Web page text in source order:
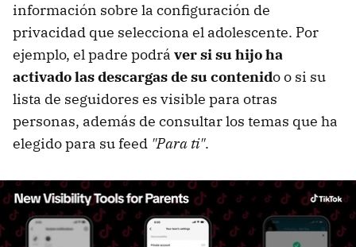
información sobre la configuración de
privacidad que selecciona el adolescente. Por
ejemplo, el padre podrá ver si su hijo ha
activado las descargas de su contenido o si su
lista de seguidores es visible para otras
personas, además de consultar los temas que ha
elegido para su feed "Para ti".